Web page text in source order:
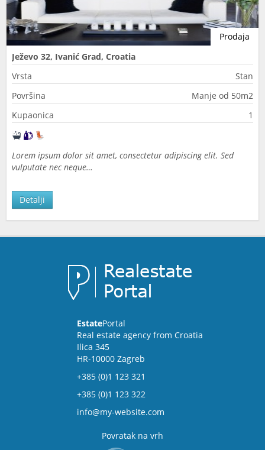
Prodaja
Ježevo 32, Ivanić Grad, Croatia
Vrsta
Stan
Površina
Manje od 50m2
Kupaonica
1
Lorem ipsum dolor sit amet, consectetur adipiscing elit. Sed
vulputate nec neque…
Detalji
EstatePortal
Real estate agency from Croatia
Ilica 345
HR-10000 Zagreb
+385 (0)1 123 321
+385 (0)1 123 322
info@my-website.com
Povratak na vrh